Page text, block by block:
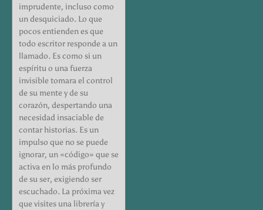
imprudente, incluso como
un desquiciado. Lo que
pocos entienden es que
todo escritor responde a un
llamado. Es como si un
espíritu o una fuerza
invisible tomara el control
de su mente y de su
corazón, despertando una
necesidad insaciable de
contar historias. Es un
impulso que no se puede
ignorar, un «código» que se
activa en lo más profundo
de su ser, exigiendo ser
escuchado. La próxima vez
que visites una librería y